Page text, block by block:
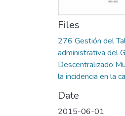
Files
276 Gestión del
administrativa del
Descentralizado
la incidencia en la
Date
2015-06-01